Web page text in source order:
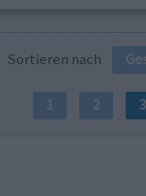
Sortieren nach
1 2 3